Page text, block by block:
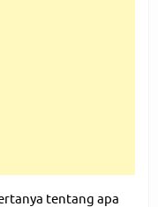
tentang apa